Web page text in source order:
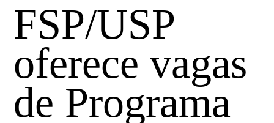
FSP/USP
oferece vagas
de Programa